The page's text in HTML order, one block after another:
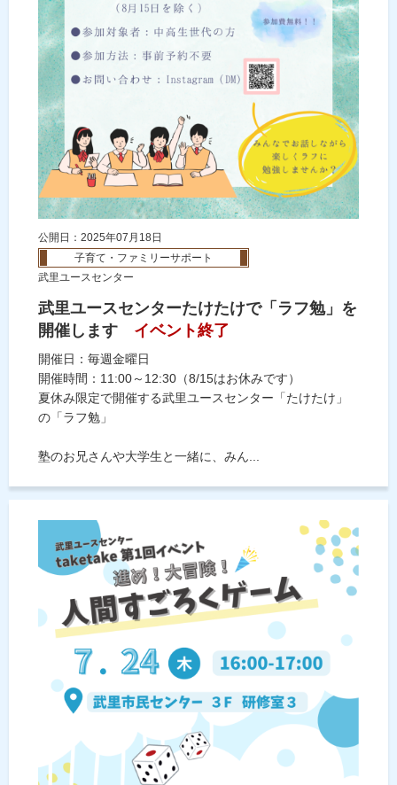
公開日：2025年07月18日
子育て・ファミリーサポート
武里ユースセンター
武里ユースセンターたけたけで「ラフ勉」を
開催します
イベント終了
開催日：毎週金曜日
開催時間：11:00～12:30（8/15はお休みです）
夏休み限定で開催する武里ユースセンター「たけたけ」
の「ラフ勉」
塾のお兄さんや大学生と一緒に、みん...